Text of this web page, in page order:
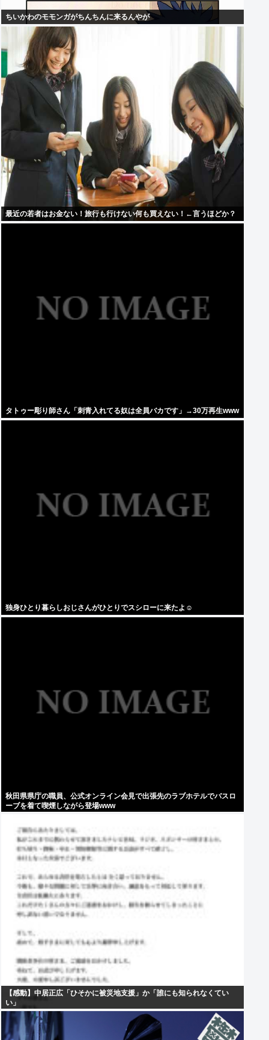
ちいかわのモモンガがちんちんに来るんやが
最近の若者はお金ない！旅行も行けない何も買えない！←言うほどか？
タトゥー彫り師さん「刺青入れてる奴は全員バカです」→30万再生www
独身ひとり暮らしおじさんがひとりでスシローに来たよ☺
秋田県県庁の職員、公式オンライン会見で出張先のラブホテルでバスロ
ーブを着て喫煙しながら登場www
【感動】中居正広「ひそかに被災地支援」か「誰にも知られなくてい
い」